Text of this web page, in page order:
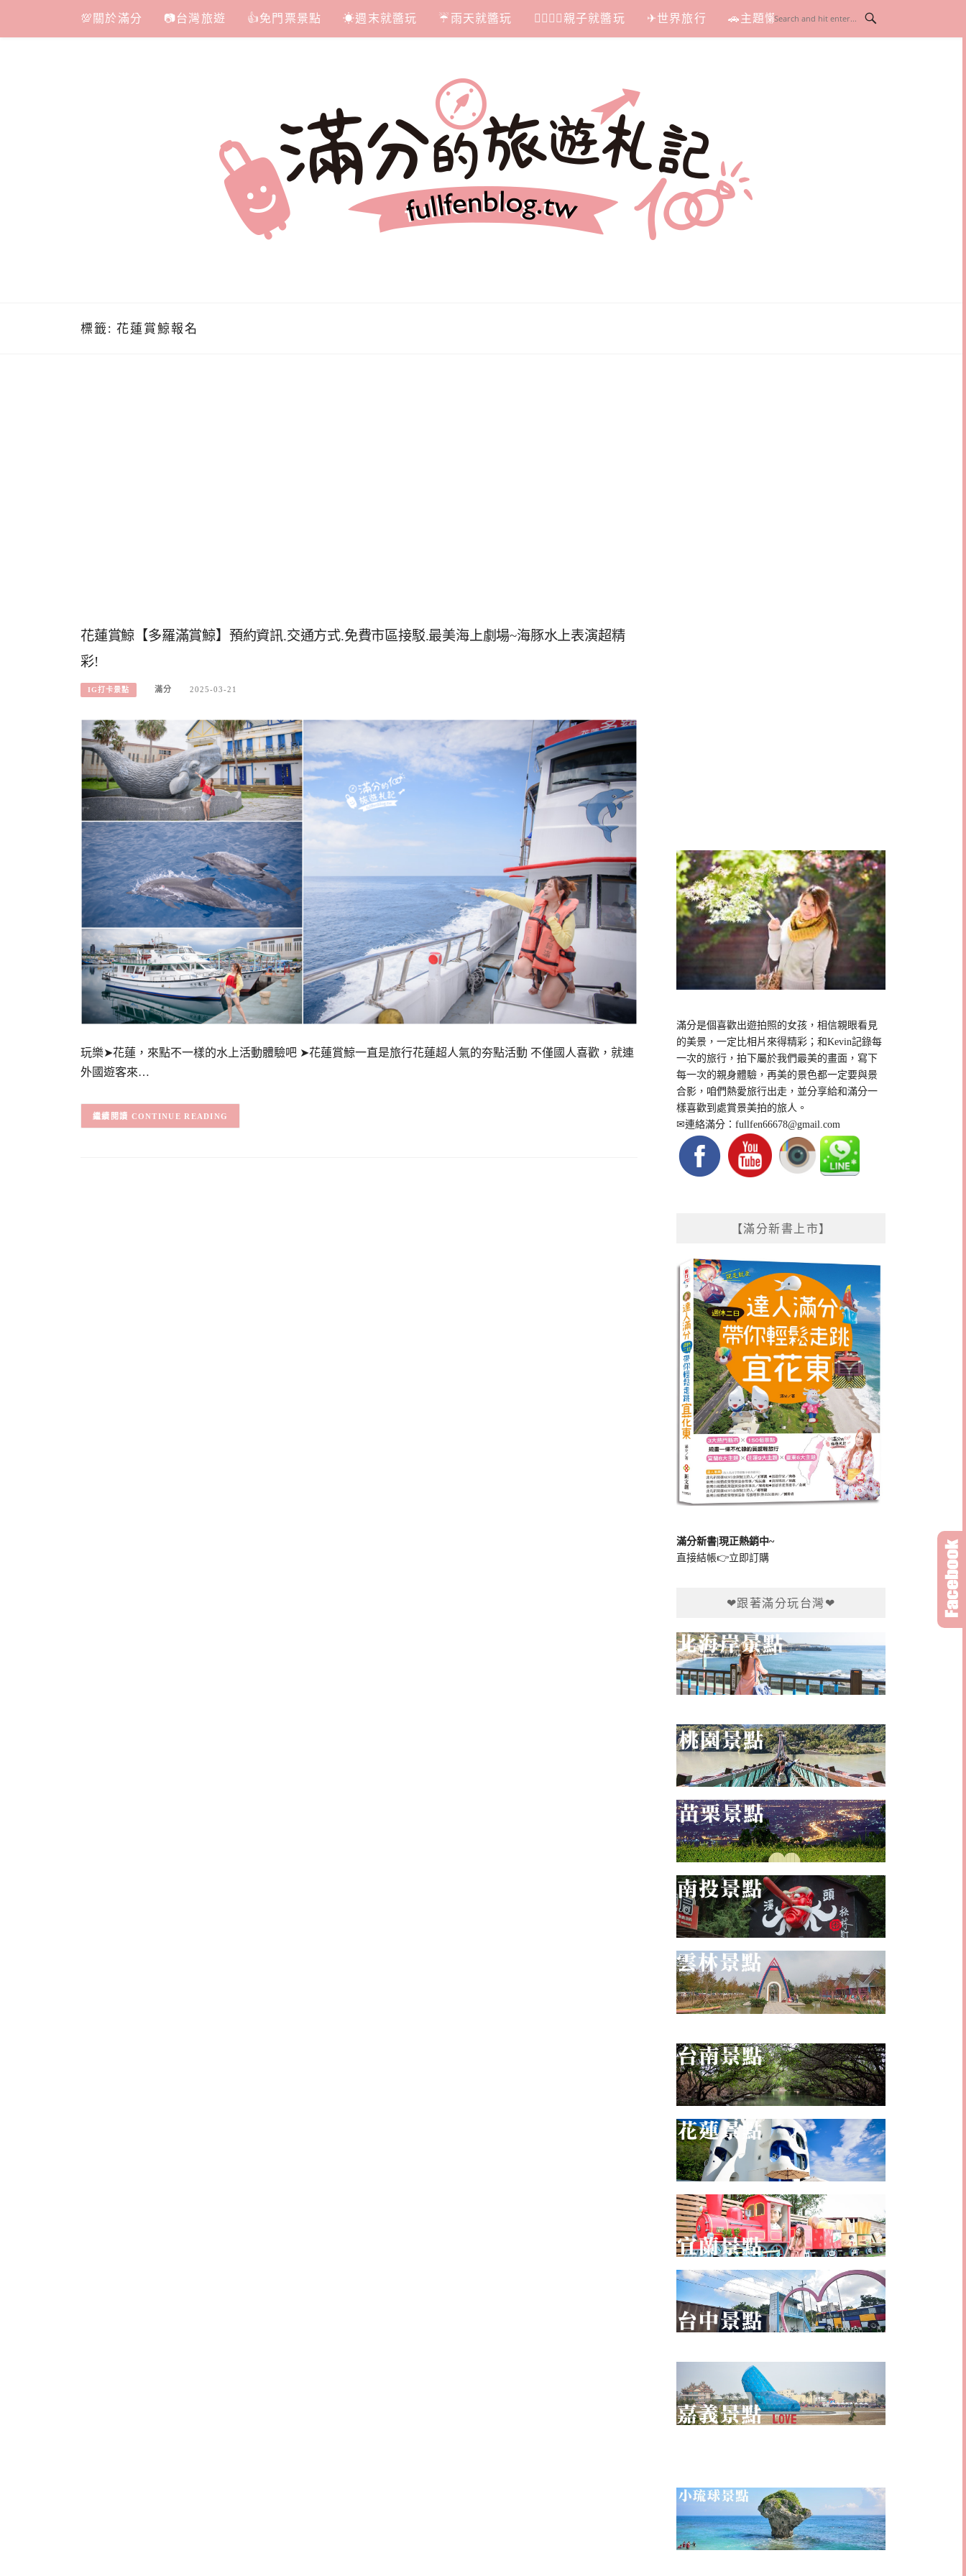
content
💯關於滿分 📷台灣旅遊 👍免門票景點 ☀週末就醬玩 ☔雨天就醬玩 👩‍❤‍💋‍👨親子就醬玩 ✈世界旅行 🚗主題懶人包
標籤: 花蓮賞鯨報名
花蓮賞鯨【多羅滿賞鯨】預約資訊.交通方式.免費市區接駁.最美海上劇場~海豚水上表演超精
彩!
IG打卡景點 滿分 2025-03-21
玩樂➤花蓮，來點不一樣的水上活動體驗吧 ➤花蓮賞鯨一直是旅行花蓮超人氣的夯點活動 不僅國人喜歡，就連
外國遊客來…
CONTINUE READING
滿分是個喜歡出遊拍照的女孩，相信親眼看見
的美景，一定比相片來得精彩；和Kevin記錄每
一次的旅行，拍下屬於我們最美的畫面，寫下
每一次的親身體驗，再美的景色都一定要與景
合影，咱們熱愛旅行出走，並分享給和滿分一
樣喜歡到處賞景美拍的旅人。
✉連絡滿分：fullfen66678@gmail.com
【滿分新書上市】
滿分新書|現正熱銷中~
直接結帳👉立即訂購
❤跟著滿分玩台灣❤